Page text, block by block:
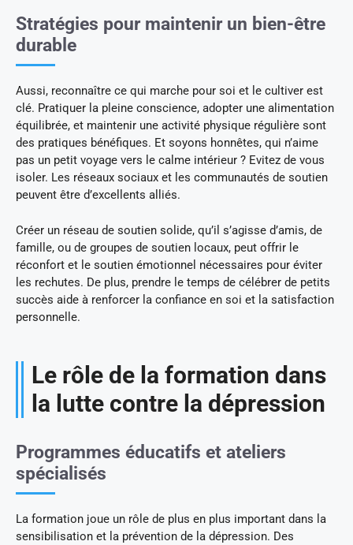
Stratégies pour maintenir un bien-être
durable
Aussi, reconnaître ce qui marche pour soi et le cultiver est
clé. Pratiquer la pleine conscience, adopter une alimentation
équilibrée, et maintenir une activité physique régulière sont
des pratiques bénéfiques. Et soyons honnêtes, qui n’aime
pas un petit voyage vers le calme intérieur ? Evitez de vous
isoler. Les réseaux sociaux et les communautés de soutien
peuvent être d’excellents alliés.
Créer un réseau de soutien solide, qu’il s’agisse d’amis, de
famille, ou de groupes de soutien locaux, peut offrir le
réconfort et le soutien émotionnel nécessaires pour éviter
les rechutes. De plus, prendre le temps de célébrer de petits
succès aide à renforcer la confiance en soi et la satisfaction
personnelle.
Le rôle de la formation dans
la lutte contre la dépression
Programmes éducatifs et ateliers
spécialisés
La formation joue un rôle de plus en plus important dans la
sensibilisation et la prévention de la dépression. Des